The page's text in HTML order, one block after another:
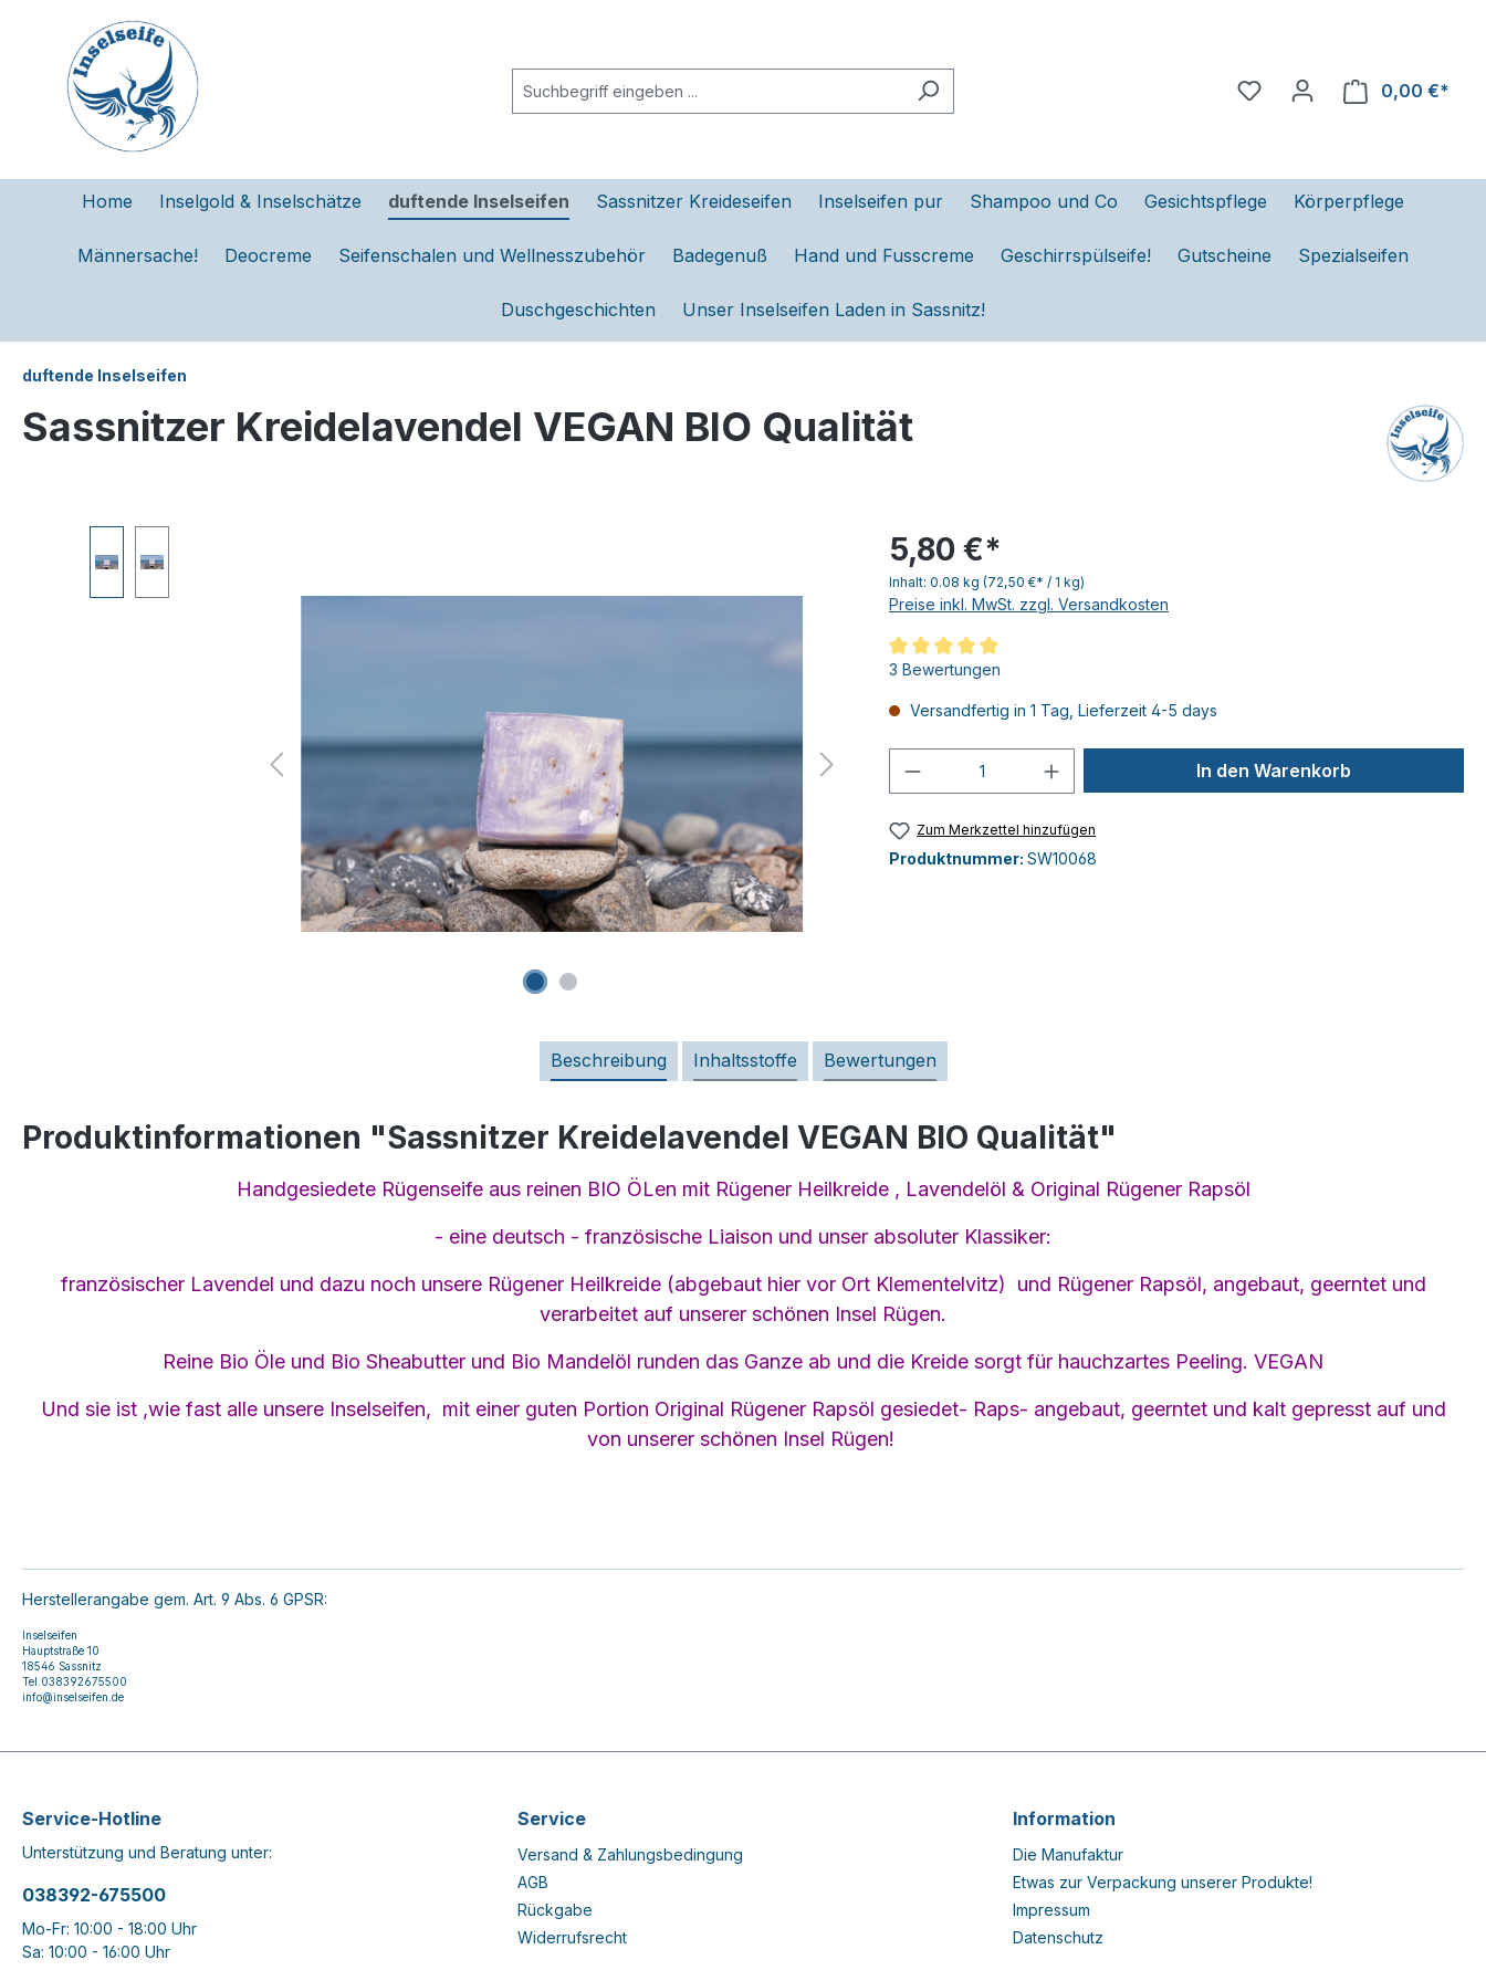
Zur Hauptnavigation springen
0,00 €*
Home Inselgold & Inselschätze duftende Inselseifen Sassnitzer Kreideseifen Inselseifen pur Shampoo und Co Gesichtspflege Körperpflege
Männersache! Deocreme Seifenschalen und Wellnesszubehör Badegenuß Hand und Fusscreme Geschirrspülseife! Gutscheine Spezialseifen
Duschgeschichten Unser Inselseifen Laden in Sassnitz!
duftende Inselseifen
Sassnitzer Kreidelavendel VEGAN BIO Qualität
5,80 €*
Inhalt: 0.08 kg (72,50 €* / 1 kg)
Preise inkl. MwSt. zzgl. Versandkosten
Durchschnittliche Bewertung von 5 von 5 Sternen
3 Bewertungen
Versandfertig in 1 Tag, Lieferzeit 4-5 days
Produkt Anzahl: Gib den gewünschten Wert
In den Warenkorb
Zum Merkzettel hinzufügen
Produktnummer: SW10068
Beschreibung Inhaltsstoffe Bewertungen
Produktinformationen "Sassnitzer Kreidelavendel VEGAN BIO Qualität"
Handgesiedete Rügenseife aus reinen BIO ÖLen mit Rügener Heilkreide , Lavendelöl & Original Rügener Rapsöl
- eine deutsch - französische Liaison und unser absoluter Klassiker:
französischer Lavendel und dazu noch unsere Rügener Heilkreide (abgebaut hier vor Ort Klementelvitz) und Rügener Rapsöl, angebaut, geerntet und
verarbeitet auf unserer schönen Insel Rügen.
Reine Bio Öle und Bio Sheabutter und Bio Mandelöl runden das Ganze ab und die Kreide sorgt für hauchzartes Peeling. VEGAN
Und sie ist ,wie fast alle unsere Inselseifen, mit einer guten Portion Original Rügener Rapsöl gesiedet- Raps- angebaut, geerntet und kalt gepresst auf und
von unserer schönen Insel Rügen!
Herstellerangabe gem. Art. 9 Abs. 6 GPSR:
Inselseifen
Hauptstraße 10
18546 Sassnitz
Tel.038392675500
info@inselseifen.de
Service-Hotline
Unterstützung und Beratung unter:
038392-675500
Mo-Fr: 10:00 - 18:00 Uhr
Sa: 10:00 - 16:00 Uhr
Service
Versand & Zahlungsbedingung
AGB
Rückgabe
Widerrufsrecht
Information
Die Manufaktur
Etwas zur Verpackung unserer Produkte!
Impressum
Datenschutz